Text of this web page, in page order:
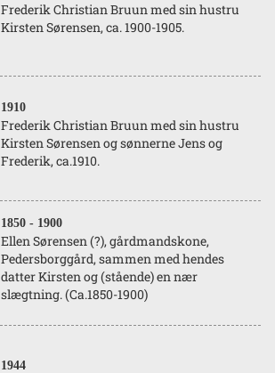
Frederik Christian Bruun med sin hustru
Kirsten Sørensen, ca. 1900-1905.
1910
Frederik Christian Bruun med sin hustru
Kirsten Sørensen og sønnerne Jens og
Frederik, ca.1910.
1850 - 1900
Ellen Sørensen (?), gårdmandskone,
Pedersborggård, sammen med hendes
datter Kirsten og (stående) en nær
slægtning. (Ca.1850-1900)
1944